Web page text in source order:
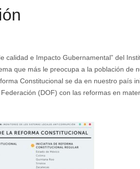
calidad e Impacto Gubernamental” del
que más le preocupa a la población de
Constitucional se da en nuestro país
(DOF) con las reformas en